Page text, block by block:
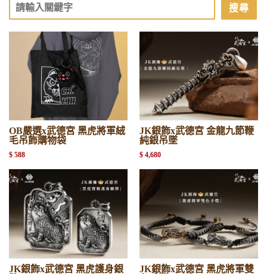
搜尋
OB嚴選x武德宮 黑虎將軍絨
毛吊飾購物袋
$ 588
JK銀飾x武德宮 金龍九節鞭
純銀吊墜
$ 4,680
JK銀飾x武德宮 黑虎護身銀
JK銀飾x武德宮 黑虎將軍雙